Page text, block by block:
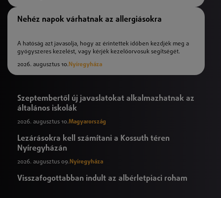
Nehéz napok várhatnak az allergiásokra
A hatóság azt javasolja, hogy az érintettek időben kezdjék meg a
gyógyszeres kezelést, vagy kérjék kezelőorvosuk segítségét.
2026. augusztus 10. Nyíregyháza
Szeptembertől új javaslatokat alkalmazhatnak az
általános iskolák
2026. augusztus 10.Magyarország
Lezárásokra kell számítani a Kossuth téren
Nyíregyházán
2026. augusztus 09. Nyíregyháza
Visszafogottabban indult az albérletpiaci roham